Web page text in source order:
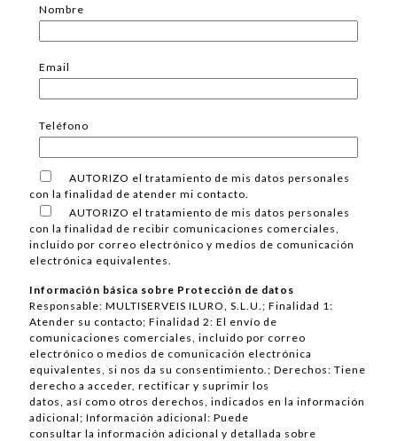
Nombre
Email
Teléfono
AUTORIZO el tratamiento de mis datos personales
con la finalidad de atender mi contacto.
AUTORIZO el tratamiento de mis datos personales
con la finalidad de recibir comunicaciones comerciales,
incluido por correo electrónico y medios de comunicación
electrónica equivalentes.
Información básica sobre Protección de datos
Responsable: MULTISERVEIS ILURO, S.L.U.; Finalidad 1:
Atender su contacto; Finalidad 2: El envío de
comunicaciones comerciales, incluido por correo
electrónico o medios de comunicación electrónica
equivalentes, si nos da su consentimiento.; Derechos: Tiene
derecho a acceder, rectificar y suprimir los
datos, así como otros derechos, indicados en la información
adicional; Información adicional: Puede
consultar la información adicional y detallada sobre